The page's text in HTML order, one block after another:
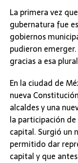
La primera vez
gubernatura fue
gobiernos
pudieron
gracias a esa
En la ciudad de
nueva
alcaldes y una
la participación
capital. Surgió un
permitido dar
capital y que